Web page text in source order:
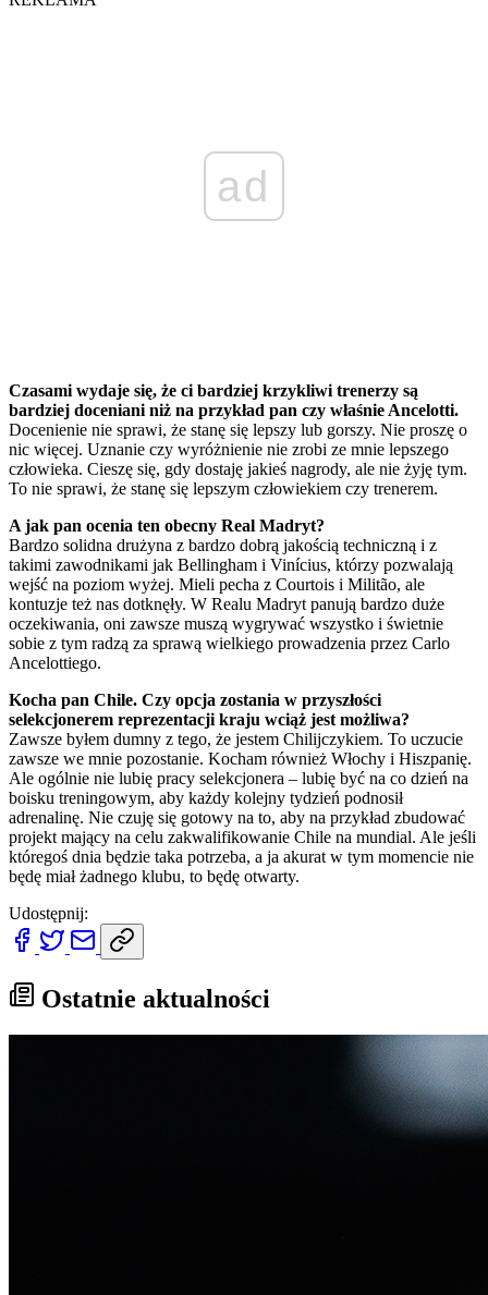
ad
Czasami wydaje się, że ci bardziej krzykliwi trenerzy są
bardziej doceniani niż na przykład pan czy właśnie Ancelotti.
Docenienie nie sprawi, że stanę się lepszy lub gorszy. Nie proszę o
nic więcej. Uznanie czy wyróżnienie nie zrobi ze mnie lepszego
człowieka. Cieszę się, gdy dostaję jakieś nagrody, ale nie żyję tym.
To nie sprawi, że stanę się lepszym człowiekiem czy trenerem.
A jak pan ocenia ten obecny Real Madryt?
Bardzo solidna drużyna z bardzo dobrą jakością techniczną i z
takimi zawodnikami jak Bellingham i Vinícius, którzy pozwalają
wejść na poziom wyżej. Mieli pecha z Courtois i Militão, ale
kontuzje też nas dotknęły. W Realu Madryt panują bardzo duże
oczekiwania, oni zawsze muszą wygrywać wszystko i świetnie
sobie z tym radzą za sprawą wielkiego prowadzenia przez Carlo
Ancelottiego.
Kocha pan Chile. Czy opcja zostania w przyszłości
selekcjonerem reprezentacji kraju wciąż jest możliwa?
Zawsze byłem dumny z tego, że jestem Chilijczykiem. To uczucie
zawsze we mnie pozostanie. Kocham również Włochy i Hiszpanię.
Ale ogólnie nie lubię pracy selekcjonera – lubię być na co dzień na
boisku treningowym, aby każdy kolejny tydzień podnosił
adrenalinę. Nie czuję się gotowy na to, aby na przykład zbudować
projekt mający na celu zakwalifikowanie Chile na mundial. Ale jeśli
któregoś dnia będzie taka potrzeba, a ja akurat w tym momencie nie
będę miał żadnego klubu, to będę otwarty.
Udostępnij:
Ostatnie aktualności